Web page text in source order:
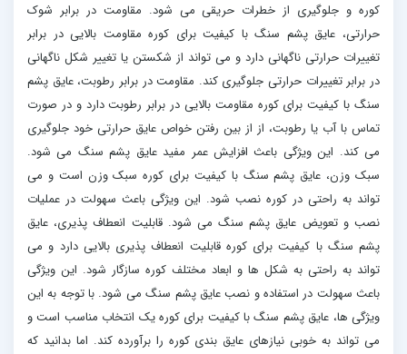
کوره و جلوگیری از خطرات حریقی می شود. مقاومت در برابر شوک
حرارتی، عایق پشم سنگ با کیفیت برای کوره مقاومت بالایی در برابر
تغییرات حرارتی ناگهانی دارد و می تواند از شکستن یا تغییر شکل ناگهانی
در برابر تغییرات حرارتی جلوگیری کند. مقاومت در برابر رطوبت، عایق پشم
سنگ با کیفیت برای کوره مقاومت بالایی در برابر رطوبت دارد و در صورت
تماس با آب یا رطوبت، از از بین رفتن خواص عایق حرارتی خود جلوگیری
می کند. این ویژگی باعث افزایش عمر مفید عایق پشم سنگ می شود.
سبک وزن، عایق پشم سنگ با کیفیت برای کوره سبک وزن است و می
تواند به راحتی در کوره نصب شود. این ویژگی باعث سهولت در عملیات
نصب و تعویض عایق پشم سنگ می شود. قابلیت انعطاف پذیری، عایق
پشم سنگ با کیفیت برای کوره قابلیت انعطاف پذیری بالایی دارد و می
تواند به راحتی به شکل ها و ابعاد مختلف کوره سازگار شود. این ویژگی
باعث سهولت در استفاده و نصب عایق پشم سنگ می شود. با توجه به این
ویژگی ها، عایق پشم سنگ با کیفیت برای کوره یک انتخاب مناسب است و
می تواند به خوبی نیازهای عایق بندی کوره را برآورده کند. اما بدانید که